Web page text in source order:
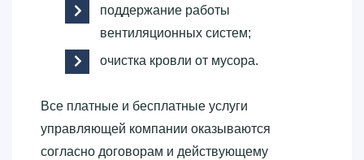
поддержание работы
вентиляционных систем;
очистка кровли от мусора.
Все платные и бесплатные услуги
управляющей компании оказываются
согласно договорам и действующему